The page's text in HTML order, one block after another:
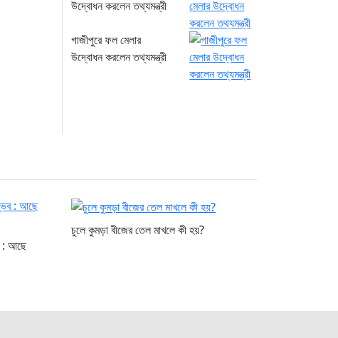
উদ্বোধন করলেন তথ্যমন্ত্রী
গাজীপুরে ফল মেলার
উদ্বোধন করলেন তথ্যমন্ত্রী
: আছে
চুলে কুমড়া বীজের তেল মাখলে কী হয়?